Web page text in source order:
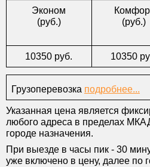
Эконом
(руб.)
10350 руб.
(руб.)
10350
Грузоперевозка подробнее...
Указанная цена является
любого адреса в пределах
городе назначения.
При выезде в часы пик - 30
уже включено в цену, далее по